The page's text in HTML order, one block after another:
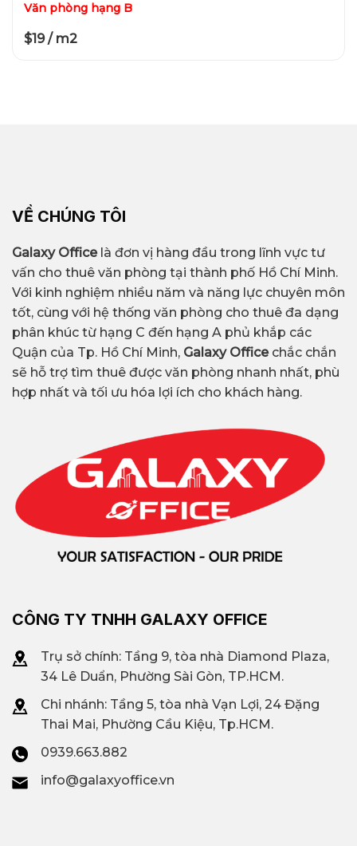
Văn phòng hạng B
$19 / m2
VỀ CHÚNG TÔI
Galaxy Officelà đơn vị hàng đầu trong lĩnh vực tư
vấn cho thuê văn phòng tại thành phố Hồ Chí Minh.
Với kinh nghiệm nhiều năm và năng lực chuyên môn
tốt, cùng với hệ thống văn phòng cho thuê đa dạng
phân khúc từ hạng C đến hạng A phủ khắp các
Quận của Tp. Hồ Chí Minh, Galaxy Office chắc chắn
sẽ hỗ trợ tìm thuê được văn phòng nhanh nhất, phù
hợp nhất và tối ưu hóa lợi ích cho khách hàng.
CÔNG TY TNHH GALAXY OFFICE
Trụ sở chính: Tầng 9, tòa nhà Diamond Plaza,
34 Lê Duẩn, Phường Sài Gòn, TP.HCM.
Chi nhánh: Tầng 5, tòa nhà Vạn Lợi, 24 Đặng
Thai Mai, Phường Cầu Kiệu, Tp.HCM.
0939.663.882
info@galaxyoffice.vn